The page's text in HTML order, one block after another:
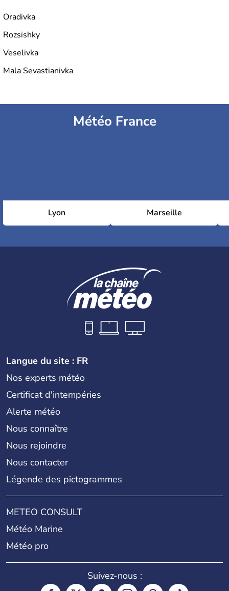
Oradivka
Rozsishky
Veselivka
Mala Sevastianivka
Météo France
Lyon Marseille
Langue du site : FR
Nos experts météo
Certificat d'intempéries
Alerte météo
Nous connaître
Nous rejoindre
Nous contacter
Légende des pictogrammes
METEO CONSULT
Météo Marine
Météo pro
Suivez-nous :